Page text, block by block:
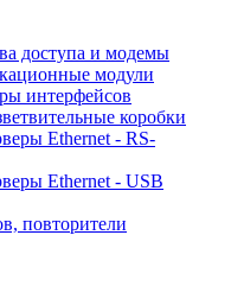
доступа и модемы
модули
интерфейсов
коробки
Ethernet - RS-
Ethernet - USB
повторители